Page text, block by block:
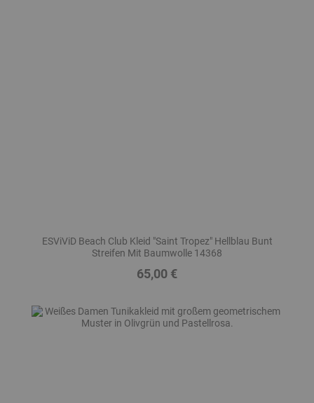
ESViViD Beach Club Kleid "Saint Tropez" Hellblau Bunt
Streifen Mit Baumwolle 14368
Preis
65,00 €